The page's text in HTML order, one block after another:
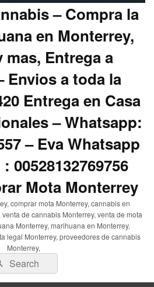
– Compra la
en Monterrey,
mas, Entrega a
Envios a toda la
Entrega en Casa
– Whatsapp:
– Eva Whatsapp
00528132769756
Mota Monterrey
comprar mota Monterrey, cannabis en
de cannabis Monterrey, venta de mota
Monterrey, marihuana en Monterrey,
legal Monterrey, proveedores de cannabis
Monterrey,
Search